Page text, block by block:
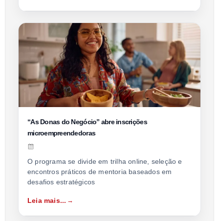
“As Donas do Negócio” abre inscrições
microempreendedoras
O programa se divide em trilha online, seleção e
encontros práticos de mentoria baseados em
desafios estratégicos
Leia mais...